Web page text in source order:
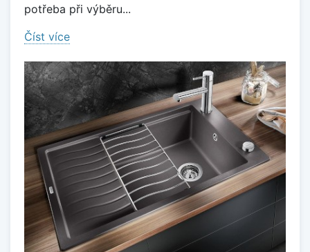
potřeba při výběru...
Číst více